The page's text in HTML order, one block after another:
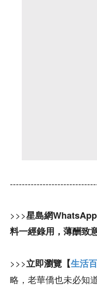
>>>星島網
料一經錄用，薄酬致意
>>>立即瀏覽【生活
略，老華僑也未必知